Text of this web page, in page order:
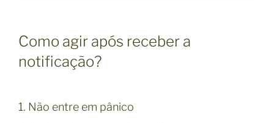
Como agir após receber a
notificação?
1. Não entre em pânico